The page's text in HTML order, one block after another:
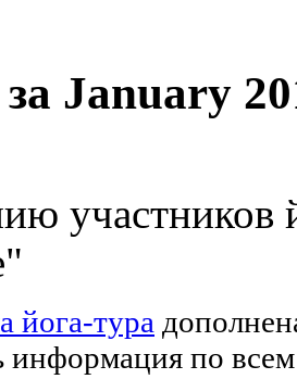
January
участников
йога-тура
информация по всем